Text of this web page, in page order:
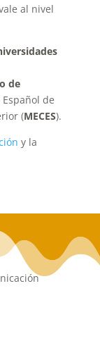
al nivel
de
de
(MECES).
y la